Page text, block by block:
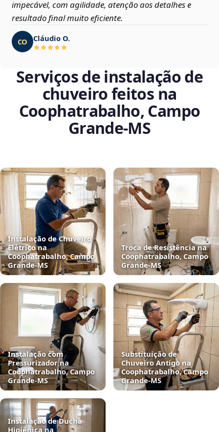
impecável, com agilidade, atenção aos detalhes e
resultado final muito eficiente.
CO Cláudio O.
Serviços de instalação de
chuveiro feitos na
Coophatrabalho, Campo
Grande‑MS
Instalação de Chuveiro
Elétrico na
Coophatrabalho, Campo
Grande‑MS
Troca de Resistência na
Coophatrabalho, Campo
Grande‑MS
Instalação com
Pressurizador na
Coophatrabalho, Campo
Grande‑MS
Substituição de
Chuveiro Antigo na
Coophatrabalho, Campo
Grande‑MS
Instalação de Ducha
Higiênica na